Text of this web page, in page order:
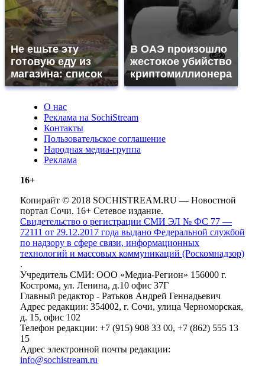
Не ешьте эту
готовую еду из
магазина: список
В ОАЭ произошло
жестокое убийство
криптомиллионера
О нас
Реклама на SochiStream
Контакты
Пользовательское соглашение
Народная медиа-группа
Реклама
16+
Копирайт © 2018 SOCHISTREAM.RU — Новостной
портал Сочи. 16+ Сетевое издание.
Свидетельство о регистрации СМИ ЭЛ № ФС 77 —
72111 от 29.12.2017 года выдано Федеральной службой
по надзору в сфере связи, информационных
технологий и массовых коммуникаций (Роскомнадзор)
.
Учредитель СМИ: ООО «Медиа-Регион» 156000 г.
Кострома, ул. Ленина, д.10 офис 37Г
Главный редактор - Ратьков Андрей Геннадьевич
Адрес редакции: 354002, г. Сочи, улица Черноморская,
д. 15, офис 102
Телефон редакции: +7 (915) 908 33 00, +7 (862) 555 13
15
Адрес электронной почты редакции:
info@sochistream.ru